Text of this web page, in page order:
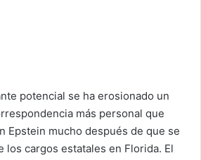
potencial se ha erosionado un
más personal que
Epstein mucho después de que se
los cargos estatales en Florida. El